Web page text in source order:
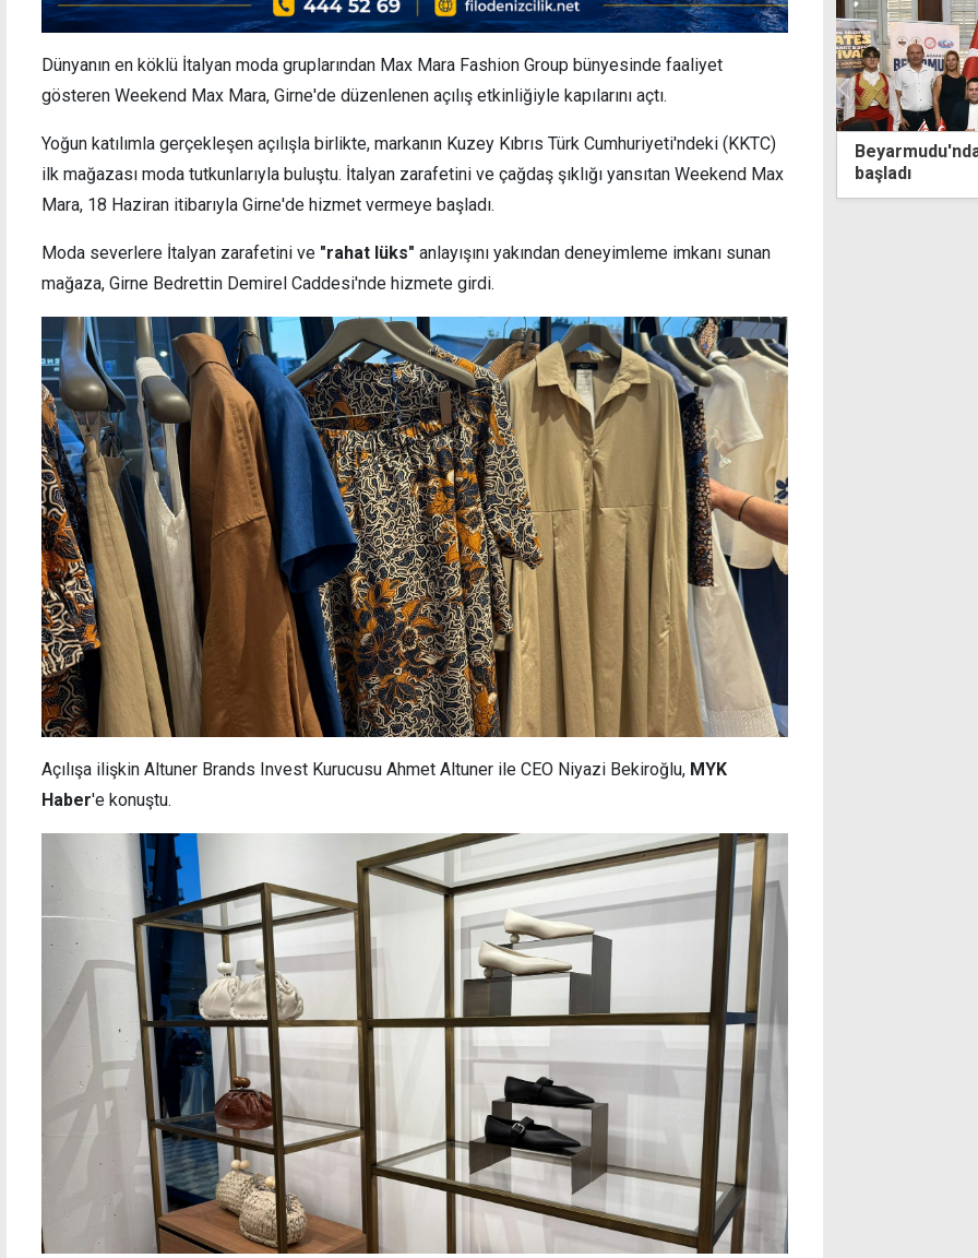
Dünyanın en köklü İtalyan moda gruplarından Max Mara Fashion Group bünyesinde faaliyet
gösteren Weekend Max Mara, Girne'de düzenlenen açılış etkinliğiyle kapılarını açtı.
Yoğun katılımla gerçekleşen açılışla birlikte, markanın Kuzey Kıbrıs Türk Cumhuriyeti'ndeki (KKTC)
ilk mağazası moda tutkunlarıyla buluştu. İtalyan zarafetini ve çağdaş şıklığı yansıtan Weekend Max
Mara, 18 Haziran itibarıyla Girne'de hizmet vermeye başladı.
Moda severlere İtalyan zarafetini ve "rahat lüks" anlayışını yakından deneyimleme imkanı sunan
mağaza, Girne Bedrettin Demirel Caddesi'nde hizmete girdi.
Açılışa ilişkin Altuner Brands Invest Kurucusu Ahmet Altuner ile CEO Niyazi Bekiroğlu, MYK
Haber'e konuştu.
Otello Çoksesli Korosu, Floransa'dan gümüş
madalya ile döndü
Beyarmudu'nda iki festival için geri sayım
başladı
"Asıl mesele
en iyi sağlık